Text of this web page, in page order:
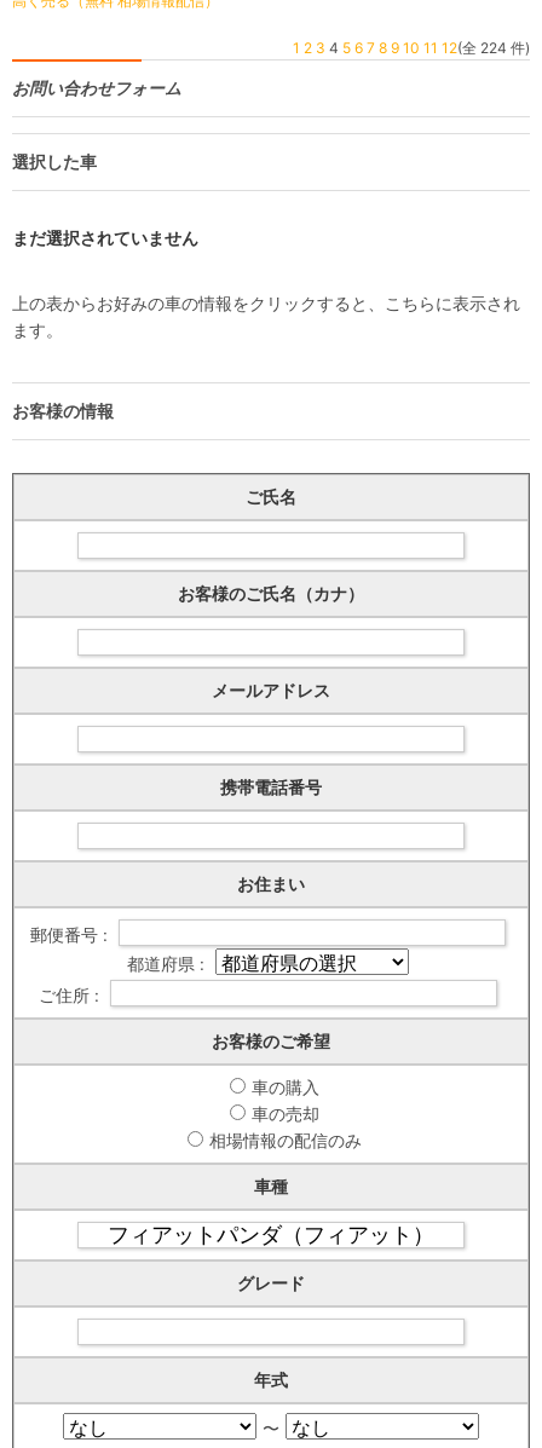
1 2 3 4 5 6 7 8 9 10 11 12(全 224 件)
お問い合わせフォーム
選択した車
まだ選択されていません
上の表からお好みの車の情報をクリックすると、こちらに表示され
ます。
お客様の情報
ご氏名
お客様のご氏名（カナ）
メールアドレス
携帯電話番号
お住まい
郵便番号 :
都道府県 :
ご住所 :
お客様のご希望
車の購入
車の売却
相場情報の配信のみ
車種
グレード
年式
〜